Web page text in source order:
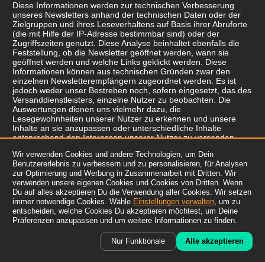
Diese Informationen werden zur technischen Verbesserung
unseres Newsletters anhand der technischen Daten oder der
Zielgruppen und ihres Leseverhaltens auf Basis ihrer Abruforte
(die mit Hilfe der IP-Adresse bestimmbar sind) oder der
Zugriffszeiten genutzt. Diese Analyse beinhaltet ebenfalls die
Feststellung, ob die Newsletter geöffnet werden, wann sie
geöffnet werden und welche Links geklickt werden. Diese
Informationen können aus technischen Gründen zwar den
einzelnen Newsletterempfängern zugeordnet werden. Es ist
jedoch weder unser Bestreben noch, sofern eingesetzt, das des
Versanddienstleisters, einzelne Nutzer zu beobachten. Die
Auswertungen dienen uns vielmehr dazu, die
Lesegewohnheiten unserer Nutzer zu erkennen und unsere
Inhalte an sie anzupassen oder unterschiedliche Inhalte
entsprechend den Interessen unserer Nutzer zu versenden.
Die Auswertung des Newsletters und die Erfolgsmessung
erfolgen, vorbehaltlich einer ausdrücklichen Einwilligung der
Nutzer, auf Grundlage unserer berechtigten Interessen zu
Zwecken des Einsatzes eines nutzerfreundlichen sowie
sicheren Newslettersystems, welches sowohl unseren
geschäftlichen Interessen dient, als auch den Erwartungen der
Nutzer entspricht.
Ein getrennter Widerruf der Erfolgsmessung ist leider nicht
möglich, in diesem Fall muss das gesamte
Newsletterabonnement gekündigt, bzw. muss ihm
Wir verwenden Cookies und andere Technologien, um Dein
Benutzererlebnis zu verbessern und zu personalisieren, für Analysen
zur Optimierung und Werbung in Zusammenarbeit mit Dritten. Wir
verwenden unsere eigenen Cookies und Cookies von Dritten. Wenn
Du auf alles akzeptieren Du die Verwendung aller Cookies. Wir setzen
immer notwendige Cookies. Wähle Einstellungen verwalten, um zu
entscheiden, welche Cookies Du akzeptieren möchtest, um Deine
Präferenzen anzupassen und um weitere Informationen zu finden.
Nur Funktionale Alle akzeptieren